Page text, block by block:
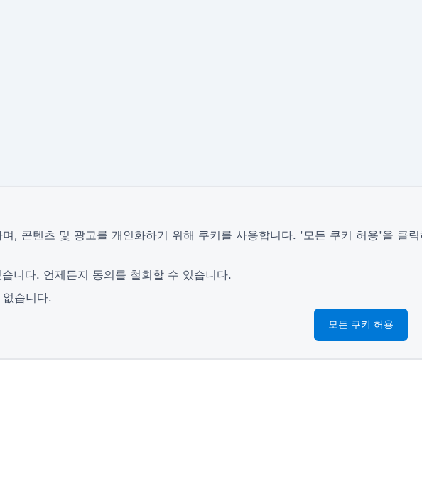
, 콘텐츠 및 광고를 개인화하기 위해 쿠키를 사용합니다. '모든 쿠키 허용'을 클릭
니다. 언제든지 동의를 철회할 수 있습니다.
습니다.
모든 쿠키 허용